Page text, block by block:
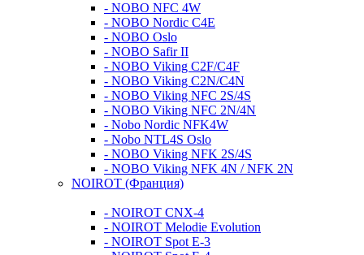
- NOBO NFC 4W
- NOBO Nordic C4E
- NOBO Oslo
- NOBO Safir II
- NOBO Viking C2F/C4F
- NOBO Viking C2N/C4N
- NOBO Viking NFC 2S/4S
- NOBO Viking NFС 2N/4N
- Nobo Nordic NFK4W
- Nobo NTL4S Oslo
- NOBO Viking NFK 2S/4S
- NOBO Viking NFK 4N / NFK 2N
NOIROT (Франция)
- NOIROT CNX-4
- NOIROT Melodie Evolution
- NOIROT Spot E-3